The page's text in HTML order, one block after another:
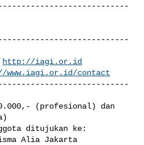
http://iagi.or.id
www.iagi.or.id/contact
(profesional) dan
ditujukan ke:
Alia Jakarta